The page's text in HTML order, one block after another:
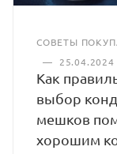
СОВЕТЫ
—
25.04.2024
Как
выбор
мешков
хорошим